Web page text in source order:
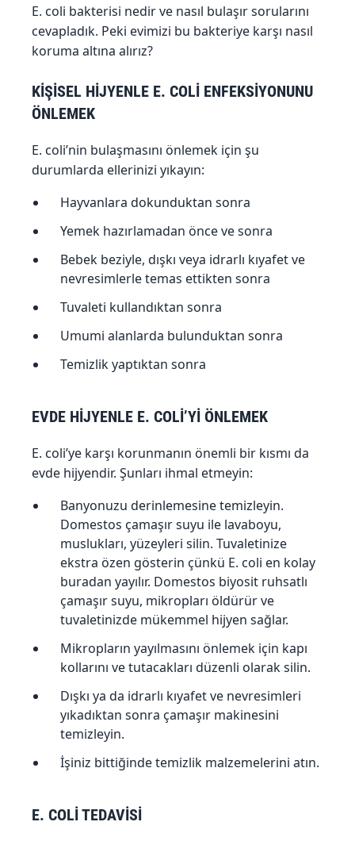
E. coli bakterisi nedir ve nasıl bulaşır sorularını
cevapladık. Peki evimizi bu bakteriye karşı nasıl
koruma altına alırız?
KİŞİSEL HİJYENLE E. COLİ ENFEKSİYONUNU
ÖNLEMEK
E. coli’nin bulaşmasını önlemek için şu
durumlarda ellerinizi yıkayın:
Hayvanlara dokunduktan sonra
Yemek hazırlamadan önce ve sonra
Bebek beziyle, dışkı veya idrarlı kıyafet ve
nevresimlerle temas ettikten sonra
Tuvaleti kullandıktan sonra
Umumi alanlarda bulunduktan sonra
Temizlik yaptıktan sonra
EVDE HİJYENLE E. COLİ’Yİ ÖNLEMEK
E. coli’ye karşı korunmanın önemli bir kısmı da
evde hijyendir. Şunları ihmal etmeyin:
Banyonuzu derinlemesine temizleyin.
Domestos çamaşır suyu ile lavaboyu,
muslukları, yüzeyleri silin. Tuvaletinize
ekstra özen gösterin çünkü E. coli en kolay
buradan yayılır. Domestos biyosit ruhsatlı
çamaşır suyu, mikropları öldürür ve
tuvaletinizde mükemmel hijyen sağlar.
Mikropların yayılmasını önlemek için kapı
kollarını ve tutacakları düzenli olarak silin.
Dışkı ya da idrarlı kıyafet ve nevresimleri
yıkadıktan sonra çamaşır makinesini
temizleyin.
İşiniz bittiğinde temizlik malzemelerini atın.
E. COLİ TEDAVİSİ